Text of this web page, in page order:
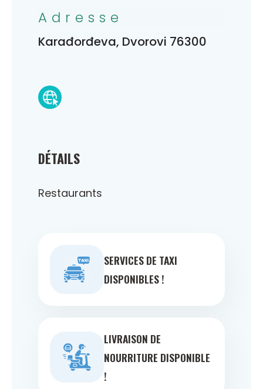
DÉTAILS
Restaurants
SERVICES DE TAXI
DISPONIBLES !
LIVRAISON DE
NOURRITURE DISPONIBLE
!
Adresse
Karađorđeva, Dvorovi 76300